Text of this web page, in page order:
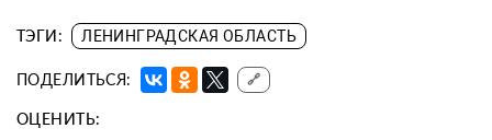
ТЭГИ: ЛЕНИНГРАДСКАЯ ОБЛАСТЬ
ПОДЕЛИТЬСЯ: 🔗
ОЦЕНИТЬ: